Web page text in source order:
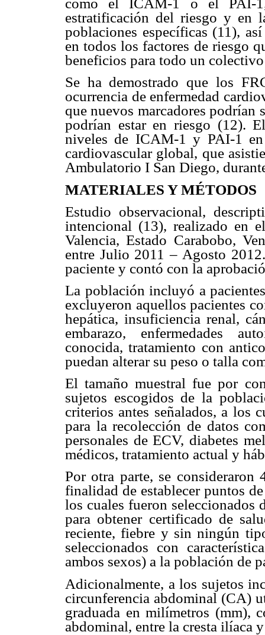
como el ICAM-1 o el PAI-
estratificación del riesgo y en
poblaciones específicas (11),
en todos los factores de riesgo
beneficios para todo un
Se ha demostrado que los
ocurrencia de enfermedad
que nuevos marcadores
podrían estar en riesgo (12).
niveles de ICAM-1 y PAI-1 en
cardiovascular global, que
Ambulatorio I San Diego,
MATERIALES Y MÉTODOS
Estudio observacional,
intencional (13), realizado en
Valencia, Estado Carabobo,
entre Julio 2011 – Agosto
paciente y contó con la
La población incluyó a
excluyeron aquellos pacientes
hepática, insuficiencia renal,
embarazo, enfermedades
conocida, tratamiento con
puedan alterar su peso o talla
El tamaño muestral fue por
sujetos escogidos de la
criterios antes señalados, a los
para la recolección de datos
personales de ECV, diabetes
médicos, tratamiento actual y
Por otra parte, se consideraron
finalidad de establecer puntos
los cuales fueron seleccionados
para obtener certificado de
reciente, fiebre y sin ningún
seleccionados con
ambos sexos) a la población de
Adicionalmente, a los sujetos
circunferencia abdominal (CA)
graduada en milímetros (mm),
abdominal, entre la cresta ilíaca